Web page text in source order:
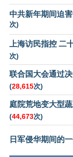
中共新年期间迫
次)
上海访民指控 二
次)
联合国大会通过
(28,615次)
庭院荒地变大型
(44,673次)
日军侵华期间的